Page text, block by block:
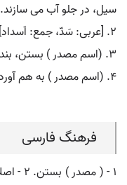
سیل، در جلو آب می سازند.
۲. [عربی: سَدّ، جمع: اَسداد] بند، حائل میان دو چیز.
۳. (اسم مصدر ) بستن، بند کردن.
۴. (اسم مصدر ) به هم آوردن رخنه.
فرهنگ فارسی